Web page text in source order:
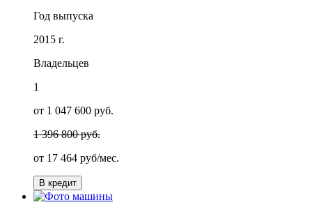
Год выпуска
2015 г.
Владельцев
1
от 1 047 600 руб.
1 396 800 руб.
от 17 464 руб/мес.
В кредит